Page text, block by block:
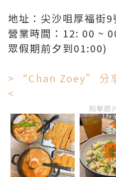
地址：尖沙咀厚福街
營業時間：12: 00 ~
眾假期前夕到01:00)
> “Chan Zoey” 分
<
點擊圖